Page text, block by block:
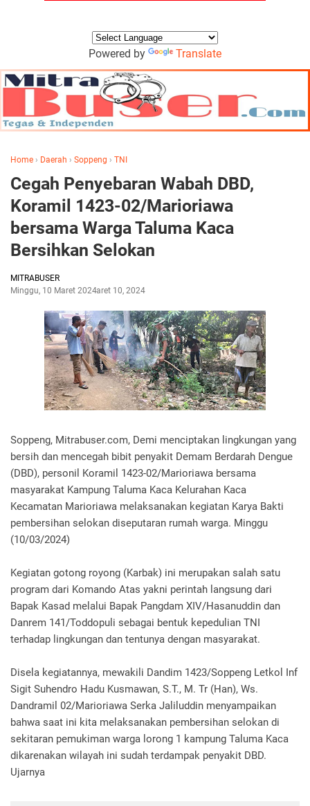
Powered by Translate
Home › Daerah › Soppeng › TNI
Cegah Penyebaran Wabah DBD,
Koramil 1423-02/Marioriawa
bersama Warga Taluma Kaca
Bersihkan Selokan
MITRABUSER
Minggu, 10 Maret 2024Maret 10, 2024
Soppeng, Mitrabuser.com, Demi menciptakan lingkungan yang
bersih dan mencegah bibit penyakit Demam Berdarah Dengue
(DBD), personil Koramil 1423-02/Marioriawa bersama
masyarakat Kampung Taluma Kaca Kelurahan Kaca
Kecamatan Marioriawa melaksanakan kegiatan Karya Bakti
pembersihan selokan diseputaran rumah warga. Minggu
(10/03/2024)
Kegiatan gotong royong (Karbak) ini merupakan salah satu
program dari Komando Atas yakni perintah langsung dari
Bapak Kasad melalui Bapak Pangdam XIV/Hasanuddin dan
Danrem 141/Toddopuli sebagai bentuk kepedulian TNI
terhadap lingkungan dan tentunya dengan masyarakat.
Disela kegiatannya, mewakili Dandim 1423/Soppeng Letkol Inf
Sigit Suhendro Hadu Kusmawan, S.T., M. Tr (Han), Ws.
Dandramil 02/Marioriawa Serka Jaliluddin menyampaikan
bahwa saat ini kita melaksanakan pembersihan selokan di
sekitaran pemukiman warga lorong 1 kampung Taluma Kaca
dikarenakan wilayah ini sudah terdampak penyakit DBD.
Ujarnya